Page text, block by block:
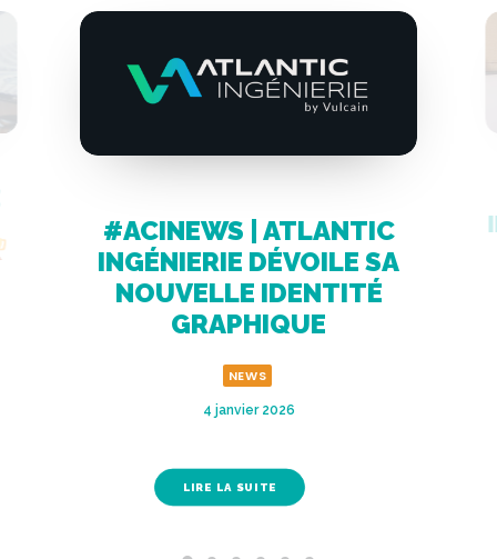
#ACINEWS | ATLANTIC
INGÉNIERIE AU SÉMINAIRE
AXEGIDE !
NEWS
22 mai 2025